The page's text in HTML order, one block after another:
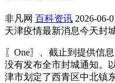
非凡网 百科资讯 2026-06-
天津疫情最新消息今天封
〖One〗、截止到提供信
没有发布全市封城通知。
津市划定了西青区中北镇